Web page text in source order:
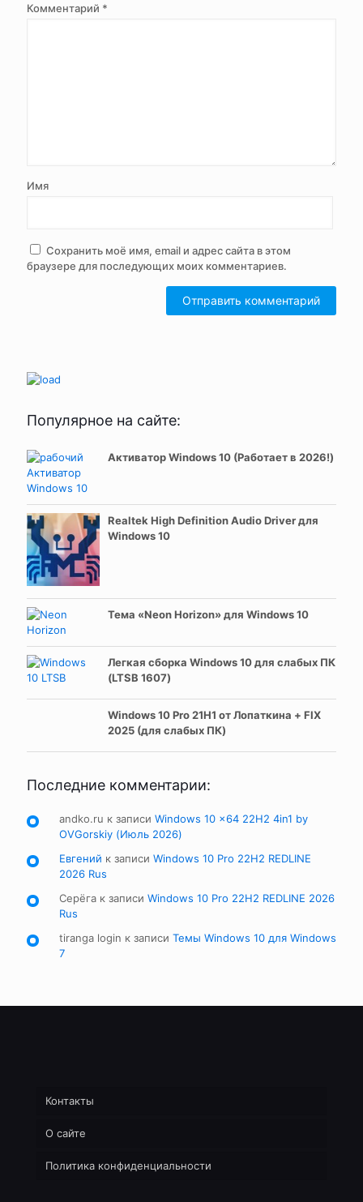
Комментарий *
Имя
Сохранить моё имя, email и адрес сайта в этом
браузере для последующих моих комментариев.
Популярное на сайте:
Активатор Windows 10 (Работает в 2026!)
Realtek High Definition Audio Driver для
Windows 10
Тема «Neon Horizon» для Windows 10
Легкая сборка Windows 10 для слабых ПК
(LTSB 1607)
Windows 10 Pro 21H1 от Лопаткина + FIX
2025 (для слабых ПК)
Последние комментарии:
andko.ru к записи Windows 10 x64 22H2 4in1 by
OVGorskiy (Июль 2026)
Евгений к записи Windows 10 Pro 22H2 REDLINE
2026 Rus
Серёга к записи Windows 10 Pro 22H2 REDLINE 2026
Rus
tiranga login к записи Темы Windows 10 для Windows
7
Контакты
О сайте
Политика конфиденциальности